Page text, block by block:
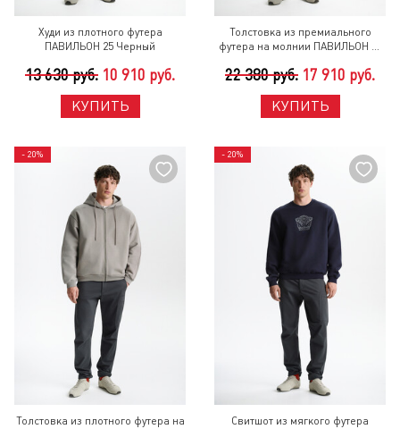
Худи из плотного футера
ПАВИЛЬОН 25 Черный
13 630 руб. 10 910 руб.
КУПИТЬ
Толстовка из премиального
футера на молнии ПАВИЛЬОН 25
22 380 руб. 17 910 руб.
КУПИТЬ
- 20%
Толстовка из плотного футера на
- 20%
Свитшот из мягкого футера